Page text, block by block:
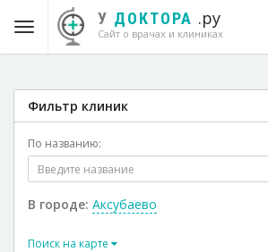
У ДОКТОРА .ру
Сайт о врачах и клиниках
Фильтр клиник
По названию:
В городе: Аксубаево
Поиск на карте